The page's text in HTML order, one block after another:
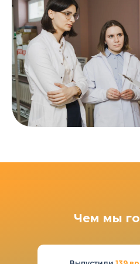
Чем мы